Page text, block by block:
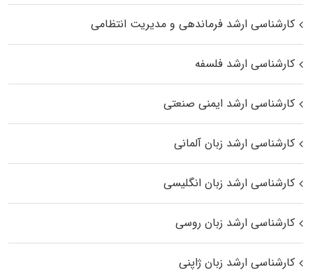
کارشناسی ارشد فرماندهی و مدیریت انتظامی
کارشناسی ارشد فلسفه
کارشناسی ارشد ایمنی صنعتی
کارشناسی ارشد زبان آلمانی
کارشناسی ارشد زبان انگلیسی
کارشناسی ارشد زبان روسی
کارشناسی ارشد زبان ژاپنی